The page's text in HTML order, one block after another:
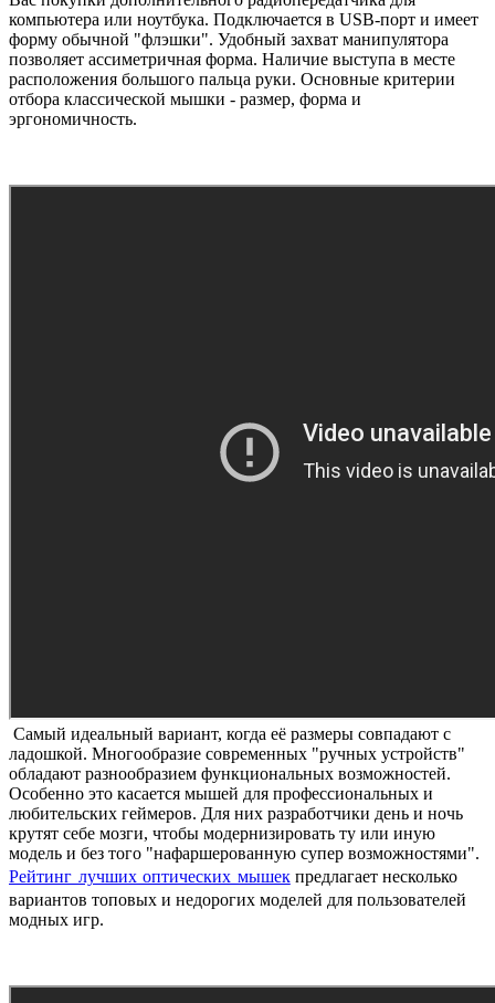
компьютера или ноутбука. Подключается в USB-порт и имеет
форму обычной "флэшки". Удобный захват манипулятора
позволяет ассиметричная форма. Наличие выступа в месте
расположения большого пальца руки. Основные критерии
отбора классической мышки - размер, форма и
эргономичность.
Самый идеальный вариант, когда её размеры совпадают с
ладошкой. Многообразие современных "ручных устройств"
обладают разнообразием функциональных возможностей.
Особенно это касается мышей для профессиональных и
любительских геймеров. Для них разработчики день и ночь
крутят себе мозги, чтобы модернизировать ту или иную
модель и без того "нафаршерованную супер возможностями".
Рейтинг лучших оптических мышекпредлагает несколько
вариантов топовых и недорогих моделей для пользователей
модных игр.